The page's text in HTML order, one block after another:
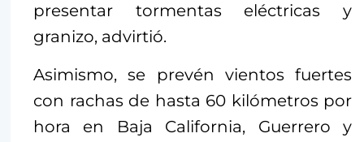
presentar tormentas eléctricas y
granizo, advirtió.
Asimismo, se prevén vientos fuertes
con rachas de hasta 60 kilómetros por
hora en Baja California, Guerrero y